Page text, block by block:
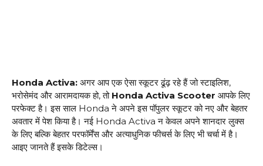
Honda Activa: अगर आप एक ऐसा स्कूटर ढूंढ़ रहे हैं जो स्टाइलिश,
भरोसेमंद और आरामदायक हो, तो Honda Activa Scooter आपके लिए
परफेक्ट है। इस साल Honda ने अपने इस पॉपुलर स्कूटर को नए और बेहतर
अवतार में पेश किया है। नई Honda Activa न केवल अपने शानदार लुक्स
के लिए बल्कि बेहतर परफॉर्मेंस और अत्याधुनिक फीचर्स के लिए भी चर्चा में है।
आइए जानते हैं इसके डिटेल्स।